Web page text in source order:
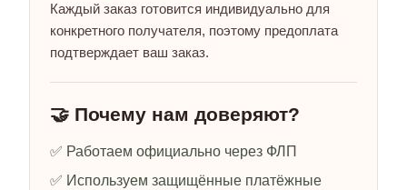
Каждый заказ готовится индивидуально для
конкретного получателя, поэтому предоплата
подтверждает ваш заказ.
🤝 Почему нам доверяют?
✅ Работаем официально через ФЛП
✅ Используем защищённые платёжные